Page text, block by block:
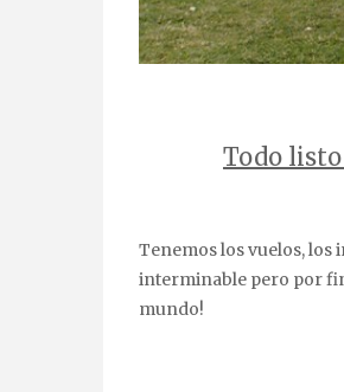
Todo
Tenemos los vuelos, los intercambios de casa y el seguro médico y de viaje. Este verano se nos ha hecho
interminable pero por
mundo!